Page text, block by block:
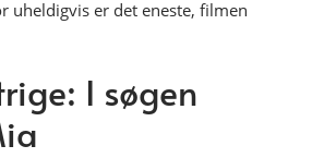
uheldigvis er det eneste, filmen
I søgen